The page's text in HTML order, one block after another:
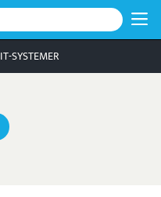
IT-SYSTEMER